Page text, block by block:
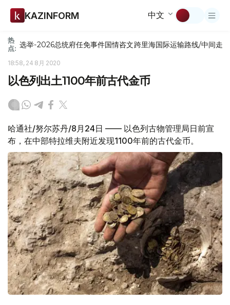
KAZINFORM 中文
热
点: 选举-2026总统府任免事件国情咨文跨里海国际运输路线/中间走廊
18:58, 24 8月 2020
以色列出土1100年前古代金币
哈通社/努尔苏丹/8月24日 —— 以色列古物管理局日前宣
布，在中部特拉维夫附近发现1100年前的古代金币。